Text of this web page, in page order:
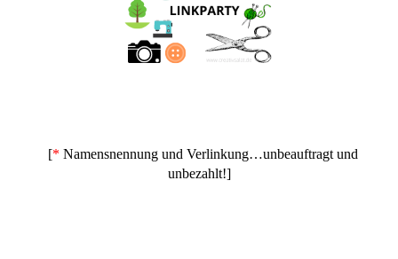
[* Namensnennung und Verlinkung…unbeauftragt und
unbezahlt!]